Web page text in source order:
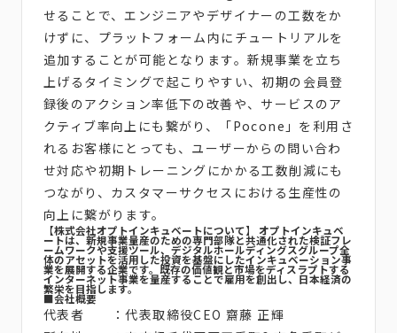
せることで、エンジニアやデザイナーの工数をか
けずに、プラットフォーム内にチュートリアルを
追加することが可能となります。新規事業を立ち
上げるタイミングで起こりやすい、初期の会員登
録後のアクション率低下の改善や、サービスのア
クティブ率向上にも繋がり、「Pocone」を利用さ
れるお客様にとっても、ユーザーからの問い合わ
せ対応や初期トレーニングにかかる工数削減にも
つながり、カスタマーサクセスにおける生産性の
向上に繋がります。
【株式会社オプトインキュベートについて】 オプトインキュベ
ートは、新規事業量産のための専門部隊と共通化された検証フレ
ームワークや支援ツール、デジタルホールディングスグループ全
体のアセットを活用した投資を基盤にしたインキュベーション事
業を展開する企業です。既存の価値観と市場をディスラプトする
インターネット事業を量産することで雇用を創出し、日本経済の
繁栄を目指します。
■会社概要
代表者 ：代表取締役CEO 齋藤 正輝